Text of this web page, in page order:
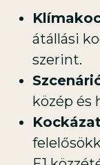
átállási
szerint.
közép és